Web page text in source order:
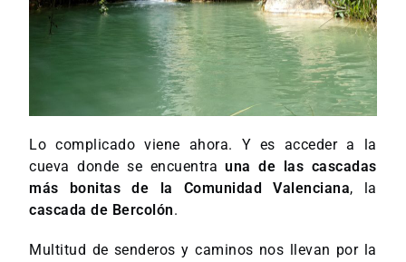
Lo complicado viene ahora. Y es acceder a la
cueva donde se encuentrauna de las cascadas
más bonitas de la
Comunidad Valenciana, la
cascada de Bercolón.
Multitud de senderos y caminos nos llevan por la